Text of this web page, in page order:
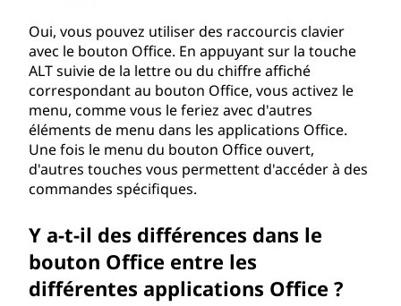
Oui, vous pouvez utiliser des raccourcis clavier
avec le bouton Office. En appuyant sur la touche
ALT suivie de la lettre ou du chiffre affiché
correspondant au bouton Office, vous activez le
menu, comme vous le feriez avec d'autres
éléments de menu dans les applications Office.
Une fois le menu du bouton Office ouvert,
d'autres touches vous permettent d'accéder à des
commandes spécifiques.
Y a-t-il des différences dans le
bouton Office entre les
différentes applications Office ?